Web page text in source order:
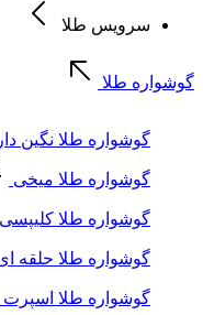
سرویس طلا
گوشواره طلا
گوشواره طلا نگین دار
گوشواره طلا میخی
گوشواره طلا کلیپسی
گوشواره طلا حلقه
گوشواره طلا اسپرت